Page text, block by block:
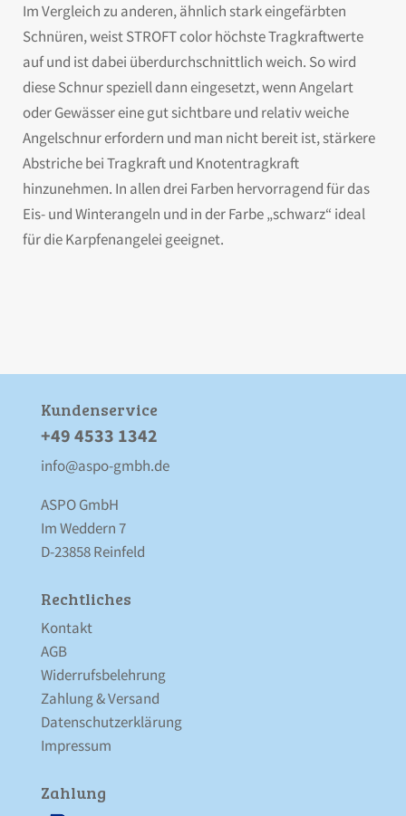
Im Vergleich zu anderen, ähnlich stark eingefärbten
Schnüren, weist STROFT color höchste Tragkraftwerte
auf und ist dabei überdurchschnittlich weich. So wird
diese Schnur speziell dann eingesetzt, wenn Angelart
oder Gewässer eine gut sichtbare und relativ weiche
Angelschnur erfordern und man nicht bereit ist, stärkere
Abstriche bei Tragkraft und Knotentragkraft
hinzunehmen. In allen drei Farben hervorragend für das
Eis- und Winterangeln und in der Farbe „schwarz“ ideal
für die Karpfenangelei geeignet.
Kunden­service
+49 4533 1342
info@aspo-gmbh.de
ASPO GmbH
Im Weddern 7
D-23858 Reinfeld
Rechtliches
Kontakt
AGB
Widerrufsbelehrung
Zahlung & Versand
Datenschutz­erklärung
Impressum
Zahlung